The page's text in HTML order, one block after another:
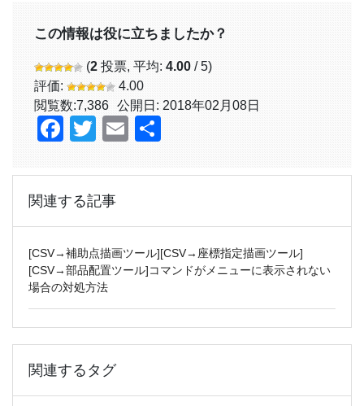
この情報は役に立ちましたか？
(2 投票, 平均: 4.00 / 5)
評価:
4.00
閲覧数:7,386 公開日: 2018年02月08日
Facebook
TwitterEmail
関連する記事
[CSV→補助点描画ツール][CSV→座標指定描画ツール]
[CSV→部品配置ツール]コマンドがメニューに表示されない
場合の対処方法
関連するタグ